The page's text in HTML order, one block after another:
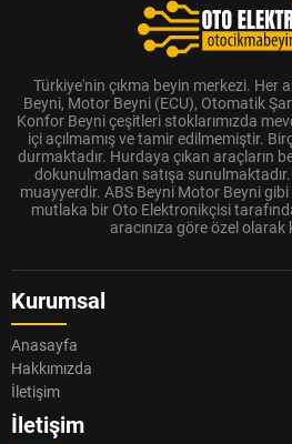
Türkiye'nin çıkma beyin merkezi. Her
Beyni, Motor Beyni (ECU), Otomatik
Konfor Beyni çeşitleri stoklarımızda
içi açılmamış ve tamir edilmemiştir.
durmaktadır. Hurdaya çıkan araçların
dokunulmadan satışa
muayyerdir. ABS Beyni Motor Beyni
mutlaka bir Oto Elektronikçisi
aracınıza göre özel olarak
Kurumsal
Anasayfa
Hakkımızda
İletişim
İletişim